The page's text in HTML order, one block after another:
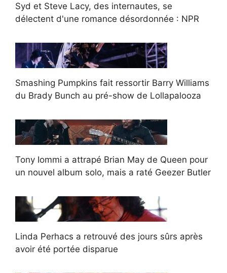
Syd et Steve Lacy, des internautes, se
délectent d'une romance désordonnée : NPR
Smashing Pumpkins fait ressortir Barry Williams
du Brady Bunch au pré-show de Lollapalooza
Tony Iommi a attrapé Brian May de Queen pour
un nouvel album solo, mais a raté Geezer Butler
Linda Perhacs a retrouvé des jours sûrs après
avoir été portée disparue